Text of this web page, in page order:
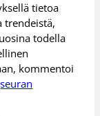
tietoa
trendeistä,
todella
kommentoi
seuran